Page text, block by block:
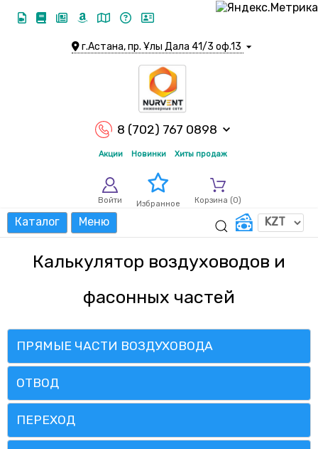
г.Астана, пр. Ұлы Дала 41/3 оф.13
8 (702) 767 0898
Акции Новинки Хиты продаж
Войти Избранное Корзина (0)
Каталог Меню
Калькулятор воздуховодов и
фасонных частей
ПРЯМЫЕ ЧАСТИ ВОЗДУХОВОДА
ОТВОД
ПЕРЕХОД